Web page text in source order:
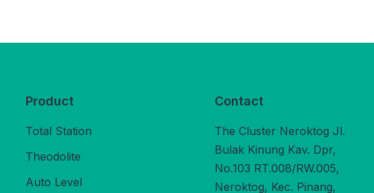
Product
Total Station
Theodolite
Auto Level
Contact
The Cluster Neroktog Jl.
Bulak Kinung Kav. Dpr,
No.103 RT.008/RW.005,
Neroktog, Kec. Pinang,